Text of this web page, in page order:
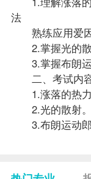
法
熟练应用爱因
2.掌握光的散
3.掌握布朗运
二、考试内
1.涨落的热力
2.光的散射。
3.布朗运动郎